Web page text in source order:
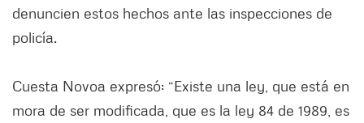
denuncien estos hechos ante las inspecciones de
policía.
Cuesta Novoa expresó: “Existe una ley, que está en
mora de ser modificada, que es la ley 84 de 1989, es